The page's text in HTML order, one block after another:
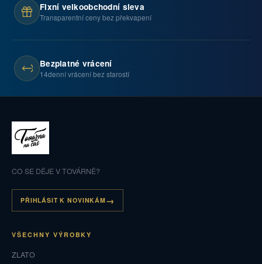
Fixní velkoobchodní sleva
Transparentní ceny bez překvapení
Bezplatné vrácení
14denní vrácení bez starostí
CO SE DĚJE V TOVÁRNĚ?
PŘIHLÁSIT K NOVINKÁM
VŠECHNY VÝROBKY
ZLATO